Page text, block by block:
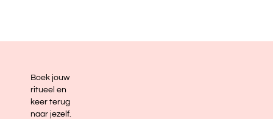
Boek jouw
ritueel en
keer terug
naar jezelf.